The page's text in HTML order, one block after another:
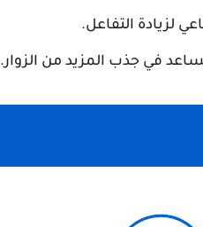
لزيادة التفاعل.
في جذب المزيد من الزوار.